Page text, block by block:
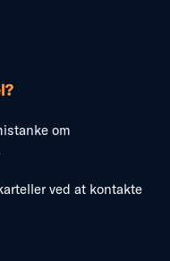
om
ved at kontakte